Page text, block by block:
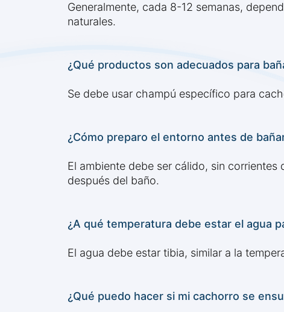
Generalmente, cada 8-12 semanas,
naturales.
¿Qué productos son adecuados para
Se debe usar champú específico para
¿Cómo preparo el entorno antes de
El ambiente debe ser cálido, sin
después del baño.
¿A qué temperatura debe estar el agua
El agua debe estar tibia, similar a la
¿Qué puedo hacer si mi cachorro se